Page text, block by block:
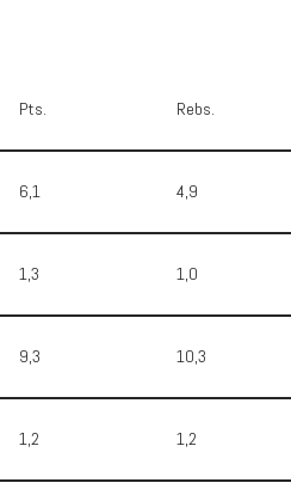
Pts. Rebs.
6,1 4,9
1,3 1,0
9,3 10,3
1,2 1,2